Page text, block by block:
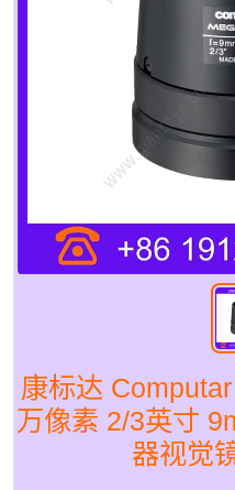
康标达
万像素 2/3英寸
器视觉